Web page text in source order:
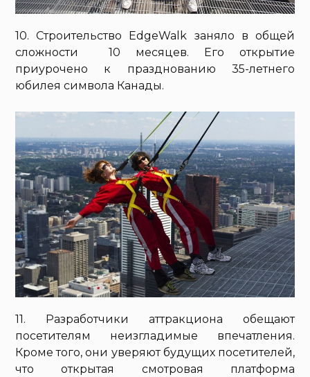
10. Строительство EdgeWalk заняло в общей
сложности 10 месяцев. Его открытие
приурочено к празднованию 35-летнего
юбилея символа Канады.
11. Разработчики аттракциона обещают
посетителям неизгладимые впечатления.
Кроме того, они уверяют будущих посетителей,
что открытая смотровая платформа